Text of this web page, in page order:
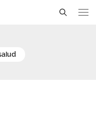
de